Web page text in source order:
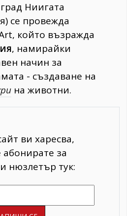
Ниигата
се провежда
който възражда
, намирайки
начин за
- създаване на
на животни.
ви харесва,
за
нюзлетър тук: